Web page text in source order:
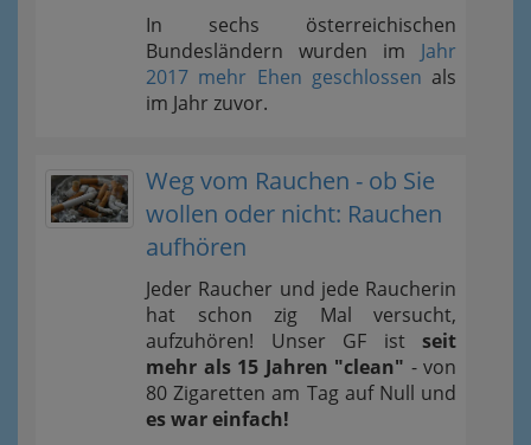
In sechs österreichischen
Bundesländern wurden im Jahr
2017 mehr Ehen geschlossen als
im Jahr zuvor.
Weg vom Rauchen - ob Sie
wollen oder nicht: Rauchen
aufhören
Jeder Raucher und jede Raucherin
hat schon zig Mal versucht,
aufzuhören! Unser GF ist seit
mehr als 15 Jahren "clean" - von
80 Zigaretten am Tag auf Null und
es war einfach!